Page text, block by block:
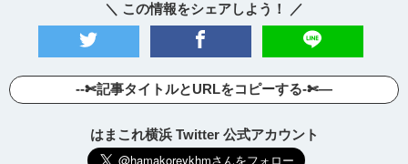
＼ この情報をシェアしよう！ ／
--✄記事タイトルとURLをコピーする-✄—
はまこれ横浜 Twitter 公式アカウント